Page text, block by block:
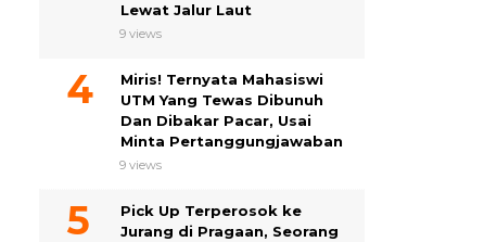
Lewat Jalur Laut
9 views
Miris! Ternyata Mahasiswi
UTM Yang Tewas Dibunuh
Dan Dibakar Pacar, Usai
Minta Pertanggungjawaban
9 views
Pick Up Terperosok ke
Jurang di Pragaan, Seorang